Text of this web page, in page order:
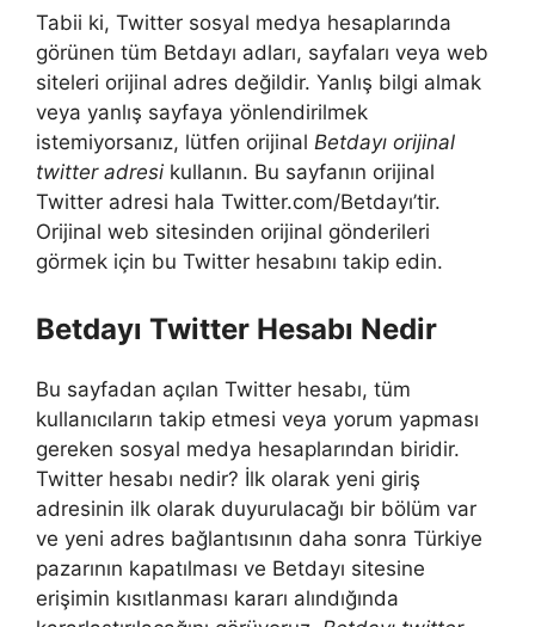
Tabii ki, Twitter sosyal medya hesaplarında
görünen tüm Betdayı adları, sayfaları veya web
siteleri orijinal adres değildir. Yanlış bilgi almak
veya yanlış sayfaya yönlendirilmek
istemiyorsanız, lütfen orijinal Betdayı orijinal
twitter adresi kullanın. Bu sayfanın orijinal
Twitter adresi hala Twitter.com/Betdayı’tir.
Orijinal web sitesinden orijinal gönderileri
görmek için bu Twitter hesabını takip edin.
Betdayı Twitter Hesabı Nedir
Bu sayfadan açılan Twitter hesabı, tüm
kullanıcıların takip etmesi veya yorum yapması
gereken sosyal medya hesaplarından biridir.
Twitter hesabı nedir? İlk olarak yeni giriş
adresinin ilk olarak duyurulacağı bir bölüm var
ve yeni adres bağlantısının daha sonra Türkiye
pazarının kapatılması ve Betdayı sitesine
erişimin kısıtlanması kararı alındığında